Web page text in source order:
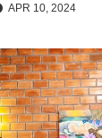
APR 10, 2024